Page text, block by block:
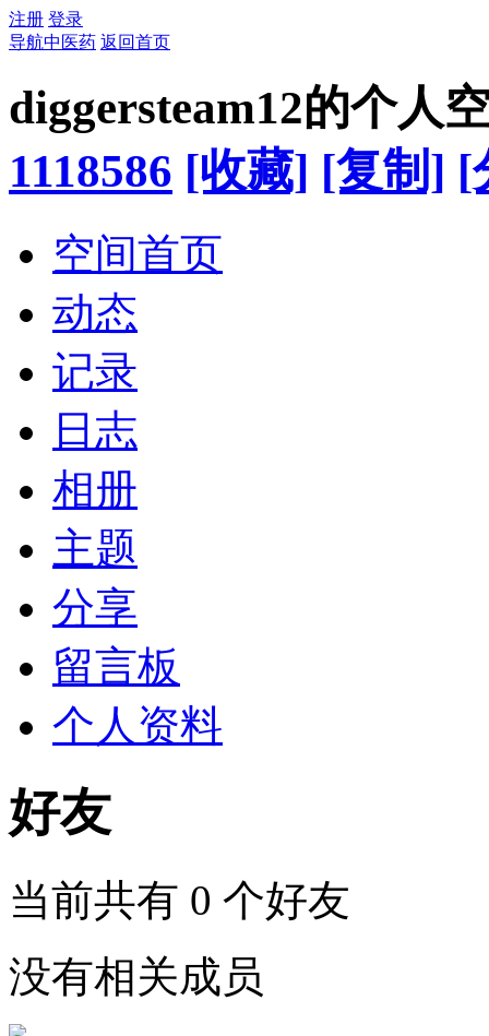
注册 登录
导航中医药 返回首页
diggersteam12的个人
1118586 [收藏] [复制] [
空间首页
动态
记录
日志
相册
主题
分享
留言板
个人资料
好友
当前共有 0 个好友
没有相关成员